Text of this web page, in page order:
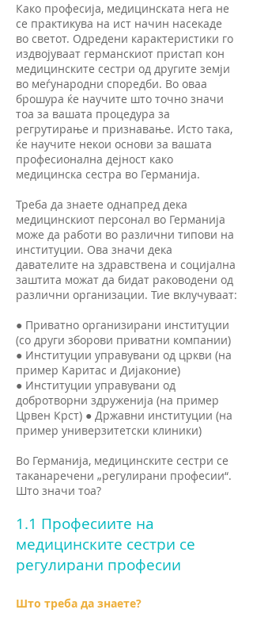
Како професија, медицинската нега не
се практикува на ист начин насекаде
во светот. Одредени карактеристики го
издвојуваат германскиот пристап кон
медицинските сестри од другите земји
во меѓународни споредби. Во оваа
брошура ќе научите што точно значи
тоа за вашата процедура за
регрутирање и признавање. Исто така,
ќе научите некои основи за вашата
професионална дејност како
медицинска сестра во Германија.
Треба да знаете однапред дека
медицинскиот персонал во Германија
може да работи во различни типови на
институции. Ова значи дека
давателите на здравствена и социјална
заштита можат да бидат раководени од
различни организации. Тие вклучуваат:
● Приватно организирани институции
(со други зборови приватни компании)
● Институции управувани од цркви (на
пример Каритас и Дијаконие)
● Институции управувани од
добротворни здруженија (на пример
Црвен Крст) ● Државни институции (на
пример универзитетски клиники)
Во Германија, медицинските сестри се
таканаречени „регулирани професии“.
Што значи тоа?
1.1 Професиите на
медицинските сестри се
регулирани професии
Што треба да знаете?